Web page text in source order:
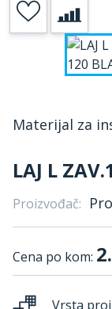
Materijal za
LAJ L
Proizvođač:
Cena po kom:
Vrsta